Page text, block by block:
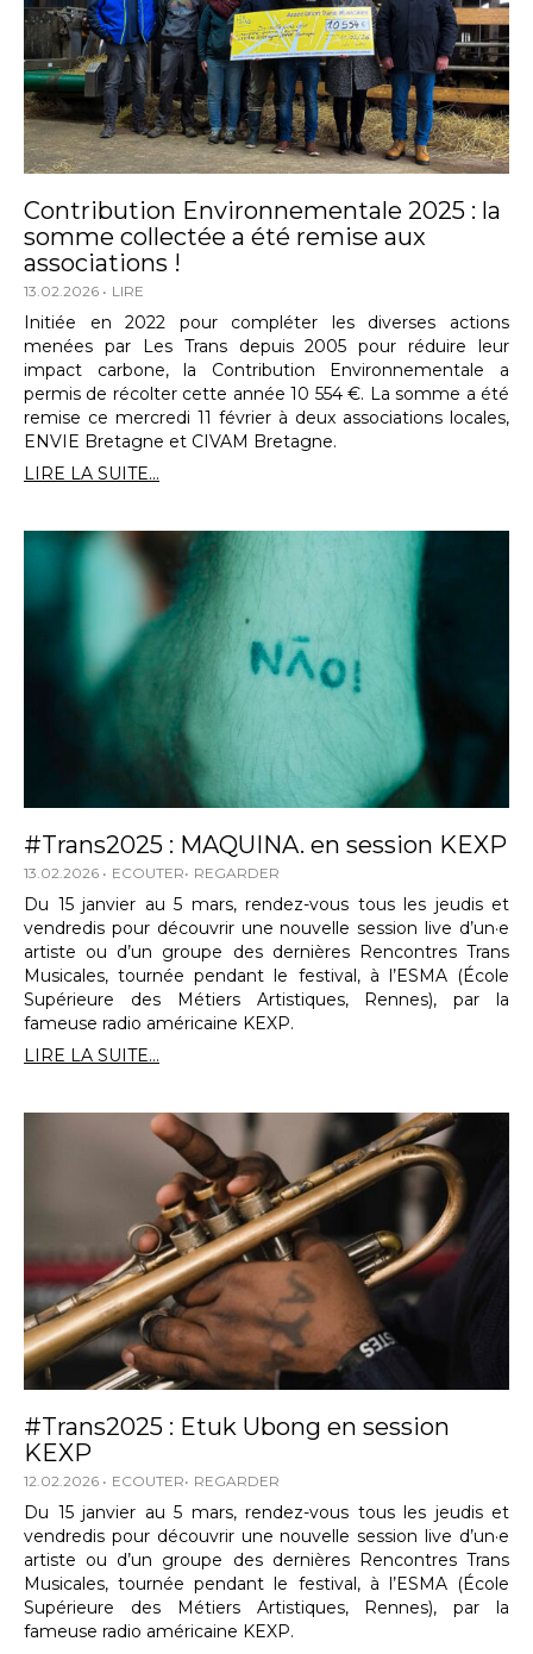
Contribution Environnementale 2025 : la
somme collectée a été remise aux
associations !
13.02.2026 LIRE
Initiée en 2022 pour compléter les diverses actions
menées par Les Trans depuis 2005 pour réduire leur
impact carbone, la Contribution Environnementale a
permis de récolter cette année 10 554 €. La somme a été
remise ce mercredi 11 février à deux associations locales,
ENVIE Bretagne et CIVAM Bretagne.
LIRE LA SUITE...
#Trans2025 : MAQUINA. en session KEXP
13.02.2026 ECOUTER REGARDER
Du 15 janvier au 5 mars, rendez-vous tous les jeudis et
vendredis pour découvrir une nouvelle session live d’un·e
artiste ou d’un groupe des dernières Rencontres Trans
Musicales, tournée pendant le festival, à l’ESMA (École
Supérieure des Métiers Artistiques, Rennes), par la
fameuse radio américaine KEXP.
LIRE LA SUITE...
#Trans2025 : Etuk Ubong en session
KEXP
12.02.2026 ECOUTER REGARDER
Du 15 janvier au 5 mars, rendez-vous tous les jeudis et
vendredis pour découvrir une nouvelle session live d’un·e
artiste ou d’un groupe des dernières Rencontres Trans
Musicales, tournée pendant le festival, à l’ESMA (École
Supérieure des Métiers Artistiques, Rennes), par la
fameuse radio américaine KEXP.